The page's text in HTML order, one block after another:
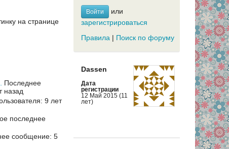
на странице
Последнее
назад
9 лет
последнее
сообщение: 5
Войти
или
зарегистрироваться
Правила | Поиск по форуму
Dassen
Дата
регистрации
12 Май 2015 (11
лет)